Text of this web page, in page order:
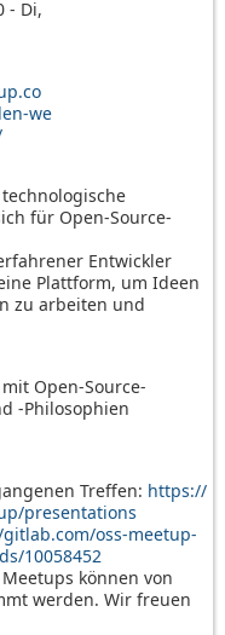
- Di,
we
für Open-Source-
Entwickler
Plattform, um Ideen
zu arbeiten und
Open-Source-
-Philosophien
Treffen: https://
presentations
oss-meetup-
10058452
können von
werden. Wir freuen